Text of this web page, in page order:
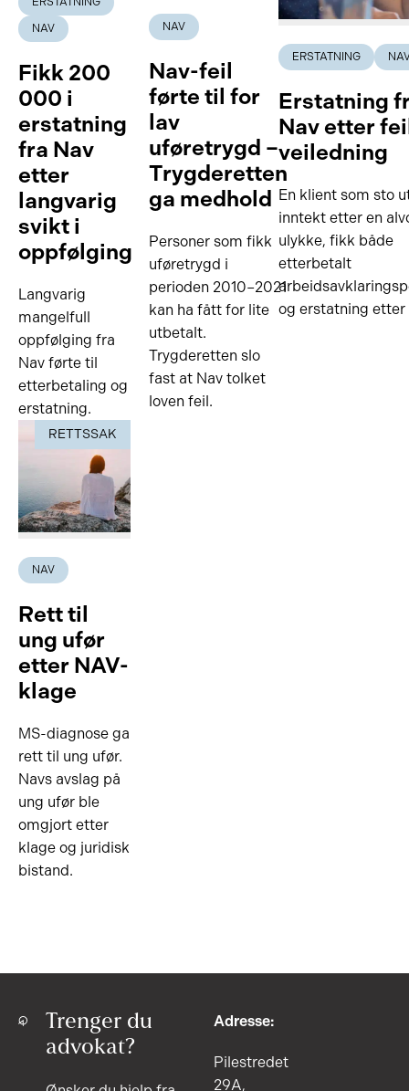
NAV
Fikk 200
000 i
erstatning
fra Nav
etter
langvarig
svikt i
oppfølging
Langvarig
mangelfull
oppfølging fra
Nav førte til
etterbetaling og
erstatning.
NAV
Nav-feil
førte til for
lav
uføretrygd –
Trygderetten
ga medhold
Personer som fikk
uføretrygd i
perioden 2010–2021
kan ha fått for lite
utbetalt.
Trygderetten slo
fast at Nav tolket
loven feil.
ERSTATNING
Erstatning
Nav etter
veiledning
En klient som sto
inntekt etter en
ulykke, fikk både
etterbetalt
og erstatning
RETTSSAK
NAV
Rett til
ung ufør
etter NAV-
klage
MS-diagnose ga
rett til ung ufør.
Navs avslag på
ung ufør ble
omgjort etter
klage og juridisk
bistand.
Trenger du
advokat?
Adresse:
Pilestredet
29A,